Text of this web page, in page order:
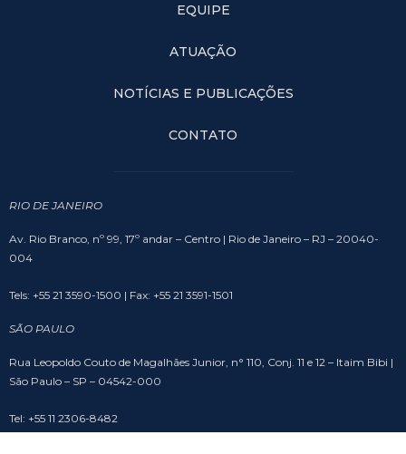
EQUIPE
ATUAÇÃO
NOTÍCIAS E PUBLICAÇÕES
CONTATO
RIO DE JANEIRO
Av. Rio Branco, nº 99, 17º andar – Centro | Rio de Janeiro – RJ – 20040-
004
Tels: +55 21 3590-1500 | Fax: +55 21 3591-1501
SÃO PAULO
Rua Leopoldo Couto de Magalhães Junior, n° 110, Conj. 11 e 12 – Itaim Bibi |
São Paulo – SP – 04542-000
Tel: +55 11 2306-8482